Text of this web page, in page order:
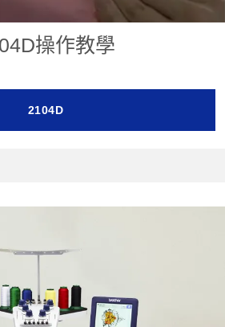
操作教學
2104D